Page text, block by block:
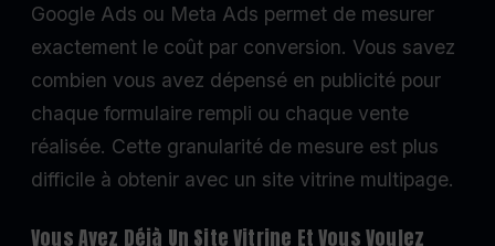
Google Ads ou Meta Ads permet de mesurer
exactement le coût par conversion. Vous savez
combien vous avez dépensé en publicité pour
chaque formulaire rempli ou chaque vente
réalisée. Cette granularité de mesure est plus
difficile à obtenir avec un site vitrine multipage.
Vous Avez Déjà Un Site Vitrine Et Vous Voulez